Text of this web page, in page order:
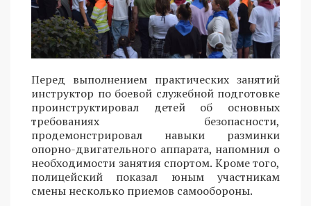
Перед выполнением практических занятий
инструктор по боевой служебной подготовке
проинструктировал детей об основных
требованиях безопасности,
продемонстрировал навыки разминки
опорно-двигательного аппарата, напомнил о
необходимости занятия спортом. Кроме того,
полицейский показал юным участникам
смены несколько приемов самообороны.